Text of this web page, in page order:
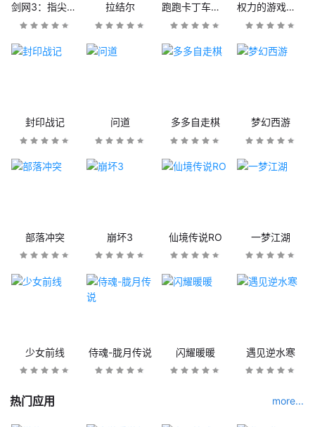
剑网3：指尖江湖 拉结尔 跑跑卡丁车官方竞速版 权力的游戏：凛冬将至
封印战记 问道 多多自走棋 梦幻西游
部落冲突 崩坏3 仙境传说RO 一梦江湖
少女前线 侍魂-胧月传说 闪耀暖暖 遇见逆水寒
热门应用 more...